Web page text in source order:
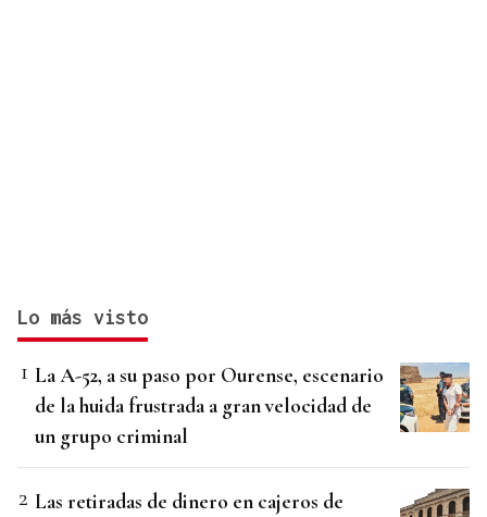
Lo más visto
La A-52, a su paso por Ourense, escenario
de la huida frustrada a gran velocidad de
un grupo criminal
Las retiradas de dinero en cajeros de